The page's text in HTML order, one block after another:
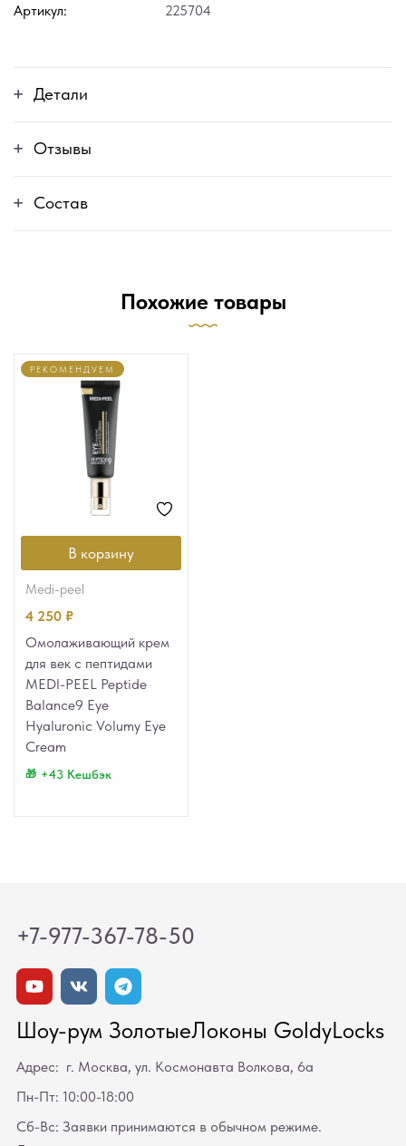
Артикул: 225704
Детали
Отзывы
Состав
Похожие товары
В корзину
РЕКОМЕНДУЕМ
medi-peel
4 250 ₽
Омолаживающий крем
для век с пептидами
MEDI-PEEL Peptide
Balance9 Eye
Hyaluronic Volumy Eye
Cream
+43 Кешбэк
+7-977-367-78-50
Шоу-рум ЗолотыеЛоконы GoldyLocks
Адрес: г. Москва, ул. Космонавта Волкова, 6а
Пн-Пт: 10:00-18:00
Сб-Вс: Заявки принимаются в обычном режиме.